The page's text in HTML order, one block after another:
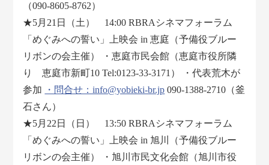
（090-8605-8762）
★5月21日（土） 14:00 RBRAシネマフォーラム
「めぐみへの誓い」上映会 in 恵庭（予備役ブルー
リボンの会主催） ・恵庭市民会館（恵庭市役所隣
り 恵庭市新町10 Tel:0123-33-3171） ・代表荒木が
参加
・問合せ：info@yobieki-br.jp 090-1388-2710（釜
石さん）
★5月22日（日） 13:50 RBRAシネマフォーラム
「めぐみへの誓い」上映会 in 旭川（予備役ブルー
リボンの会主催） ・旭川市民文化会館（旭川市役